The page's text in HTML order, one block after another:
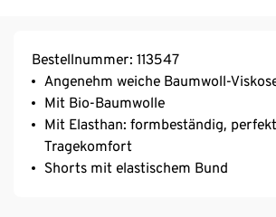
Bestellnummer: 113547
Angenehm weiche Baumwoll-
Mit Bio-Baumwolle
Mit Elasthan: formbeständig,
Tragekomfort
Shorts mit elastischem Bund